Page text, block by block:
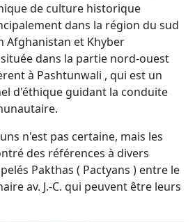
de culture historique
dans la région du sud
Afghanistan et Khyber
dans la partie nord-ouest
à Pashtunwali , qui est un
d'éthique guidant la conduite
n'est pas certaine, mais les
des références à divers
Pakthas ( Pactyans ) entre le
av. J.-C. qui peuvent être leurs